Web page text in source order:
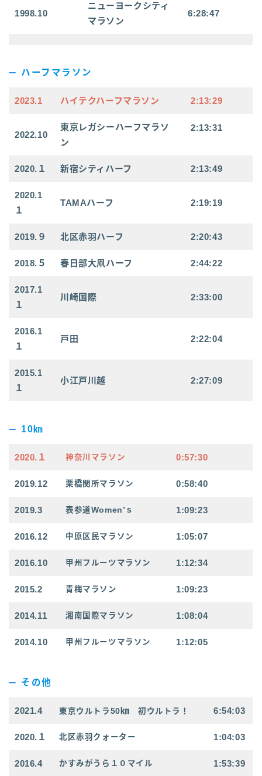
1998.10
ニューヨークシティ
マラソン
6:28:47
ハーフマラソン
2023.1 ハイテクハーフマラソン 2:13:29
2022.10
東京レガシーハーフマラソ
ン
2:13:31
2020.１ 新宿シティハーフ 2:13:49
2020.1
１
TAMAハーフ 2:19:19
2019.９ 北区赤羽ハーフ 2:20:43
2018.５ 春日部大凧ハーフ 2:44:22
2017.1
１
川崎国際 2:33:00
2016.1
１
戸田 2:22:04
2015.1
１
小江戸川越 2:27:09
10㎞
2020.１ 神奈川マラソン 0:57:30
2019.12 栗橋関所マラソン 0:58:40
2019.3 表参道Women’ｓ 1:09:23
2016.12 中原区民マラソン 1:05:07
2016.10 甲州フルーツマラソン 1:12:34
2015.2 青梅マラソン 1:09:23
2014.11 湘南国際マラソン 1:08:04
2014.10 甲州フルーツマラソン 1:12:05
その他
2021.4 東京ウルトラ50㎞ 初ウルトラ！ 6:54:03
2020.１ 北区赤羽クォーター 1:04:03
2016.4 かすみがうら１０マイル 1:53:39